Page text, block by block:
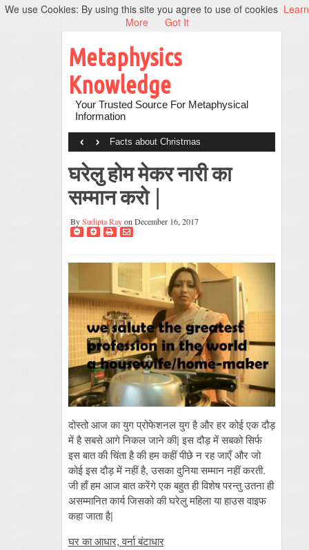
Metaphysics
Knowledge
Your Trusted Source For Metaphysical
Information
Facts about Christmas
‹ ›
घरेलु होम मेकर नारी का
सम्मान करो |
BySudipta Rayon December 16, 2017
दोस्तो आज का युग प्रोफेशनल युग है और हर कोई एक दौड़
में है सबसे आगे निकल जाने की| इस दौड़ में सबको सिर्फ
इस बात की चिंता है की हम कहीं पीछे न रह जाएँ और जो
कोई इस दौड़ में नहीं है, उसका दुनिया सम्मान नहीं करती.
जी हाँ हम आज बात करेंगे एक बहुत ही विशेष परन्तु उतना ही
असम्मानित कार्य जिसको की घरेलु महिला या हाउस वाइफ
कहा जाता है|
घर का आधार, वर्ना बंटाधार
We use Cookies: By using this site you agree to use of cookies Learn
More
Got It